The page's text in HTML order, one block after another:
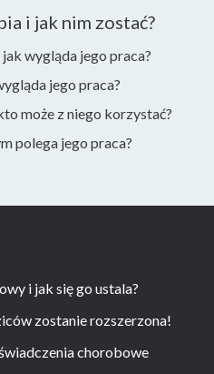
i jak nim zostać?
wygląda jego praca?
jego praca?
może z niego korzystać?
polega jego praca?
i jak się go ustala?
zostanie rozszerzona!
chorobowe